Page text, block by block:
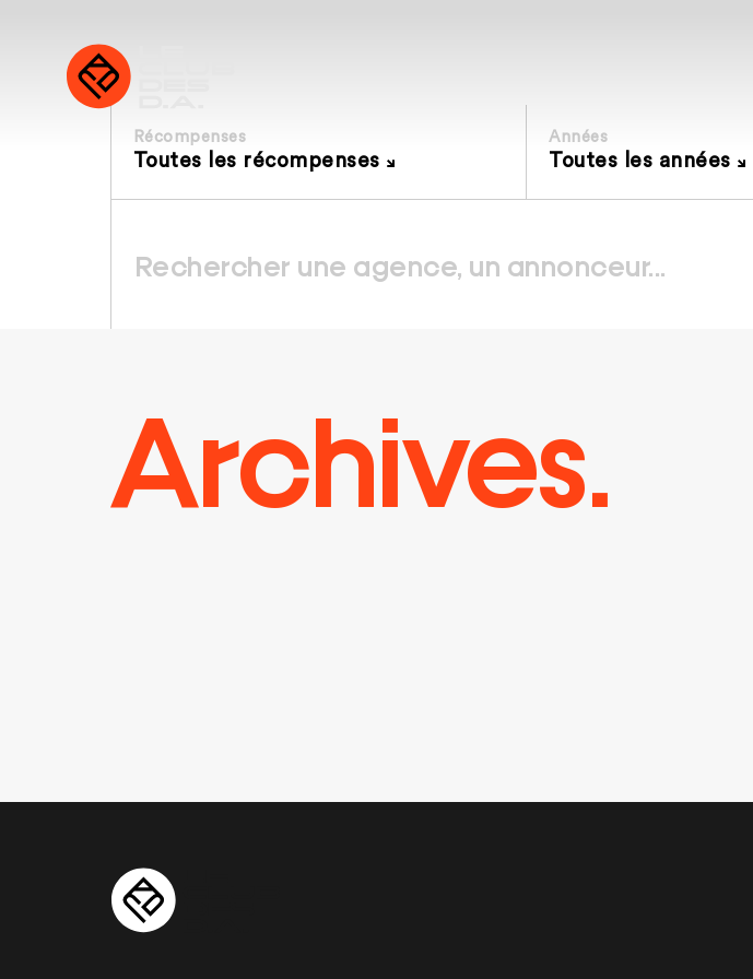
Récompenses
Toutes les récompenses
Années
Toutes les années
Archives.